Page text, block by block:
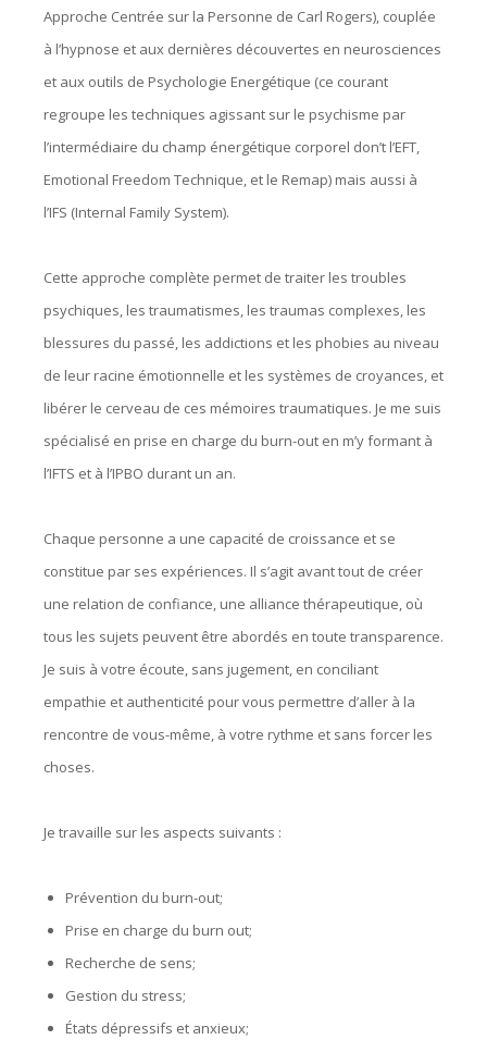
Approche Centrée sur la Personne de Carl Rogers), couplée
à l’hypnose et aux dernières découvertes en neurosciences
et aux outils de Psychologie Energétique (ce courant
regroupe les techniques agissant sur le psychisme par
l’intermédiaire du champ énergétique corporel don’t l’EFT,
Emotional Freedom Technique, et le Remap) mais aussi à
l’IFS (Internal Family System).
Cette approche complète permet de traiter les troubles
psychiques, les traumatismes, les traumas complexes, les
blessures du passé, les addictions et les phobies au niveau
de leur racine émotionnelle et les systèmes de croyances, et
libérer le cerveau de ces mémoires traumatiques. Je me suis
spécialisé en prise en charge du burn-out en m’y formant à
l’IFTS et à l’IPBO durant un an.
Chaque personne a une capacité de croissance et se
constitue par ses expériences. Il s’agit avant tout de créer
une relation de confiance, une alliance thérapeutique, où
tous les sujets peuvent être abordés en toute transparence.
Je suis à votre écoute, sans jugement, en conciliant
empathie et authenticité pour vous permettre d’aller à la
rencontre de vous-même, à votre rythme et sans forcer les
choses.
Je travaille sur les aspects suivants :
Prévention du burn-out;
Prise en charge du burn out;
Recherche de sens;
Gestion du stress;
États dépressifs et anxieux;